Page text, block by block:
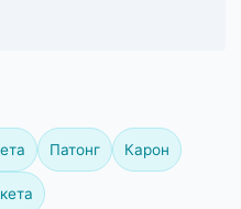
Патонг Карон